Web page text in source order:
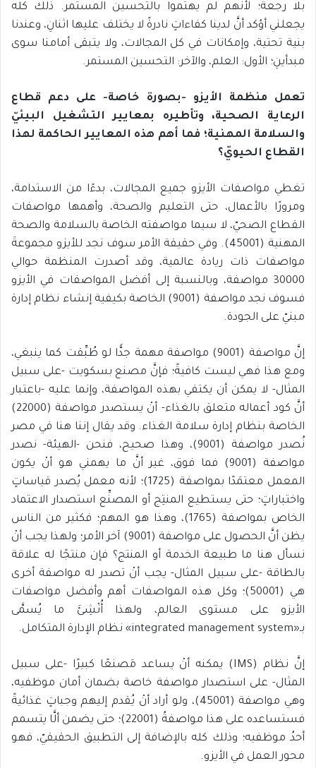
بلا رجعة؛ لأنهم لم يهتموا بالتحسين المستمر. ذلك كله
يجعلني أؤكد أنَّ لدينا كفاءاتٍ نادرةً لا يختلف عليها اثنانِ، وعندنا
بنية تحتية، وإمكانات في كل المجالات، ولا يتبقى أمامنا سوى
مبدأينِ؛ الأول: العلم، والآخر: التحسين المستمر.
تعمل منظمة الأيزو -بصورة خاصة- على دعم قطاع
الرعاية الصحية، وتأطيره بمعايير التشغيل البيئيّ
والسلامة المهنية؛ فما أهم هذه المعايير الحاكمة لهذا
القطاع الحيويّ؟
تغطي مواصفات الأيزو جميع المجالات، بدءًا من الاستدامة،
ومرورًا بالأعمال، حتى التعليم والصحة، وأهمها مواصفات
القطاع الصحيّ، لا سيما مواصفته الخاصة بالسلامة والصحة
المهنية (45001). وفي حقيقة الأمر سوف نجد للأيزو مجموعةَ
مواصفات ذات ريادة عالمية، وقد أصدرت المنظمة حوالي
30000 مواصفة، وبالنسبة إلى أفضل المواصفات في الأيزو
فسوف نجد مواصفة (9001) الخاصة بكيفية إنشاء نظام إدارة
مبنيّ على الجودة.
إنَّ مواصفة (9001) مواصفة مهمة جدًّا لو طُبِّقت كما ينبغي،
ومع هذا فهي ليست كافيةً؛ فإنَّ مصنع بسكويت -على سبيل
المثال- لا يمكن أن يكتفي بهذه المواصفة، وإنما عليه -باعتبار
أنَّ كود أعماله متعلق بالغذاء- أنْ يستصدر مواصفة (22000)
الخاصة بنظام إدارة سلامة الغذاء. وقد يقال إننا هنا في مصر
نُصدر مواصفة (9001)، وهذا صحيح، فنحن -الهيئة- نصدر
مواصفة (9001) فما فوق، غير أنَّ ما يهمني هو أنْ يكون
المعمل معتمَدًا بمواصفة (1725)؛ لأنه معمل يُصدر قياساتٍ
واختباراتٍ؛ حتى يستطيع المنتِج أو المصنِّع استصدار الاعتماد
الخاص بمواصفة (1765)، وهذا هو المهم؛ فكثير من الناس
يظن أنَّ الحصول على مواصفة (9001) آخر الأمر؛ ولهذا يجب أنْ
نسأل هنا ما طبيعة الخدمة أو المنتج؟ فإن منتجًا له علاقة
بالطاقة -على سبيل المثال- يجب أنْ تصدر له مواصفة أخرى
هي (50001)؛ وكل هذه المواصفات أهم وأفضل مواصفات
الأيزو على مستوى العالم، ولهذا أُنْشِئَ ما يُسمَّى
بـ«integrated management system» نظام الإدارة المتكامل.
إنَّ نظام (IMS) يمكنه أنْ يساعد مَصنعًا كبيرًا -على سبيل
المثال- على استصدار مواصفة خاصة بضمان أمان موظفيه،
وهي مواصفة (45001)، ولو أراد أنْ يُقدم إليهم وجباتٍ غذائيةً
فستساعده على هذا مواصفةُ (22001)؛ حتى يضمن ألَّا يتسمم
أحدُ موظفيه؛ وذلك كله بالإضافة إلى التطبيق الحقيقيّ، فهو
محور العمل في الأيزو.